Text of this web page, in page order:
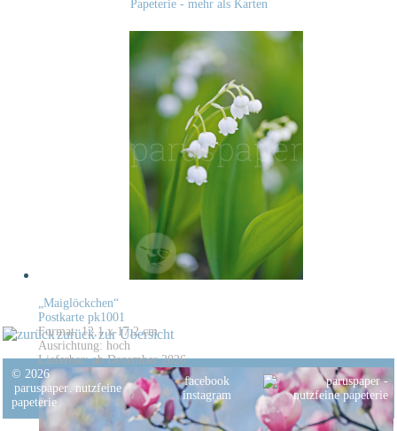
Papeterie - mehr als Karten
„Maiglöckchen“
Postkarte pk1001
Format: 12,1 x 17,2 cm
Ausrichtung: hoch
Lieferbar: ab Dezember 2026
zurück zur Übersicht
© 2026
paruspaper. nutzfeine
papeterie
facebook
instagram